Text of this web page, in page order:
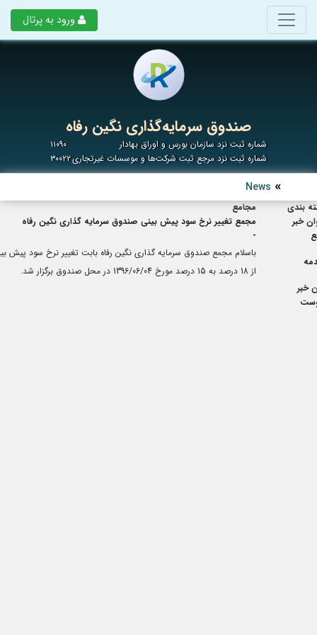
ورود به پرتال
صندوق سرمایه‌گذاری نگین رفاه
شماره ثبت نزد سازمان بورس و اوراق بهادار
۱۱۰۹۰
شماره ثبت نزد مرجع ثبت شرکت‌ها و موسسات غیرتجاری۳۰۰۲۲
News
بندی
مجامع
خبر
مجمع تغییر نرخ سود پیش بینی صندوق سرمایه گذاری نگین رفاه
-
باسلام مجمع صندوق سرمایه گذاری نگین رفاه بابت تغییر نرخ سود پیش
از 18 درصد به 15 درصد مورخ 1396/06/04 در محل صندوق برگزار شد.
خبر